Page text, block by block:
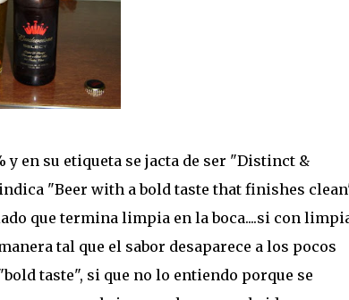
y en su etiqueta se jacta de ser "Distinct &
"Beer with a bold taste that finishes
que termina limpia en la boca....si con
tal que el sabor desaparece a los pocos
taste", si que no lo entiendo porque se